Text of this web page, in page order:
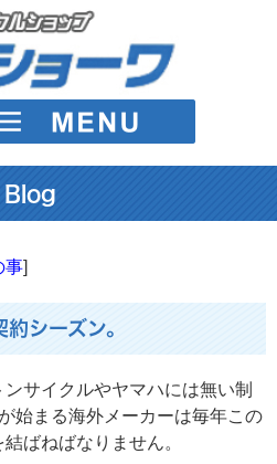
Blog
事]
シーズン。
サイクルやヤマハには無い制
始まる海外メーカーは毎年この
ばねばなりません。